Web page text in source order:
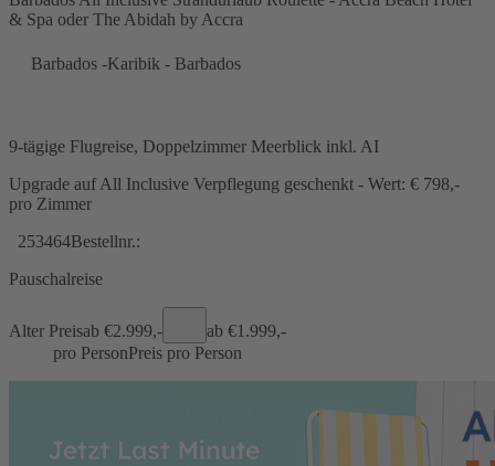
& Spa oder The Abidah by Accra
Barbados -Karibik - Barbados
9-tägige Flugreise, Doppelzimmer Meerblick inkl. AI
Upgrade auf All Inclusive Verpflegung geschenkt - Wert: € 798,-
pro Zimmer
253464Bestellnr.:
Pauschalreise
Alter Preisab €2.999,- ab €1.999,-
pro PersonPreis pro Person